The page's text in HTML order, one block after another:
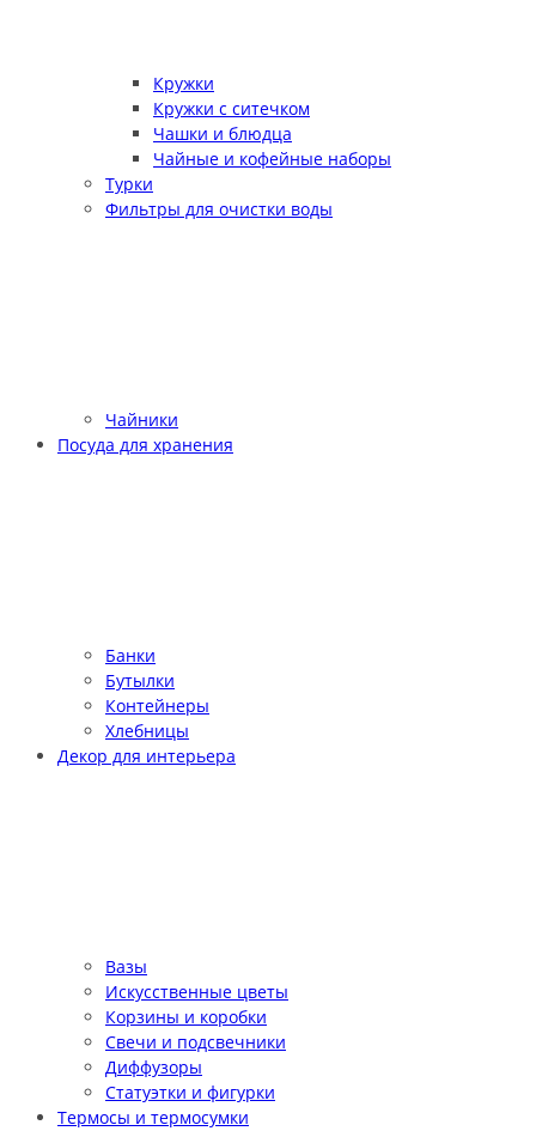
Кружки
Кружки с ситечком
Чашки и блюдца
Чайные и кофейные наборы
Турки
Фильтры для очистки воды
Чайники
Посуда для хранения
Банки
Бутылки
Контейнеры
Хлебницы
Декор для интерьера
Вазы
Искусственные цветы
Корзины и коробки
Свечи и подсвечники
Диффузоры
Статуэтки и фигурки
Термосы и термосумки